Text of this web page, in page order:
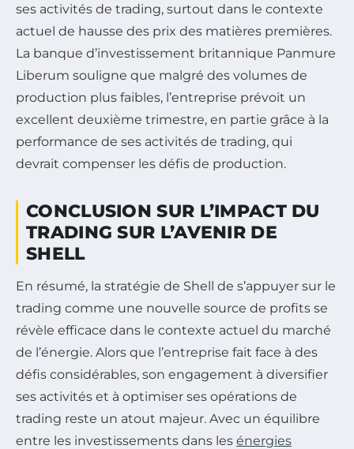
ses activités de trading, surtout dans le contexte
actuel de hausse des prix des matières premières.
La banque d’investissement britannique Panmure
Liberum souligne que malgré des volumes de
production plus faibles, l’entreprise prévoit un
excellent deuxième trimestre, en partie grâce à la
performance de ses activités de trading, qui
devrait compenser les défis de production.
CONCLUSION SUR L’IMPACT DU
TRADING SUR L’AVENIR DE
SHELL
En résumé, la stratégie de Shell de s’appuyer sur le
trading comme une nouvelle source de profits se
révèle efficace dans le contexte actuel du marché
de l’énergie. Alors que l’entreprise fait face à des
défis considérables, son engagement à diversifier
ses activités et à optimiser ses opérations de
trading reste un atout majeur. Avec un équilibre
entre les investissements dans les énergies